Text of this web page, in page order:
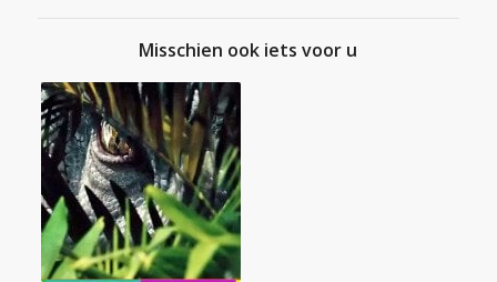
Misschien ook iets voor u